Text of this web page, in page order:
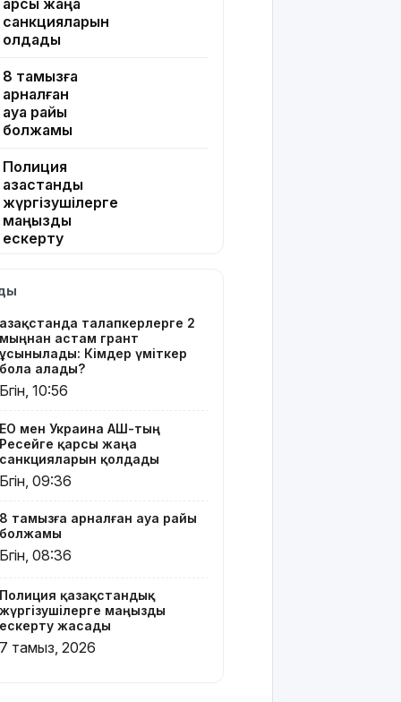
қарсы жаңа
санкцияларын
қолдады
8 тамызға
арналған
ауа райы
болжамы
Полиция
қазақстандық
жүргізушілерге
маңызды
ескерту
Тоқаев Ардақ
отбасына
көңіл
айтты
Құрылысшыларға
құрмет:
Қызылордада
сала
үздіктері
марапатталды
Қайрат
Сатыбалдының
ұлына
болған
«Байсат»
базары
жаңа иесін
Қазақстанда талапкерлерге 2
мыңнан астам грант
ұсынылады: Кімдер үміткер
бола алады?
Бүгін, 10:56
ЕО мен Украина АҚШ-тың
Ресейге қарсы жаңа
санкцияларын қолдады
Бүгін, 09:36
8 тамызға арналған ауа райы
болжамы
Бүгін, 08:36
Полиция қазақстандық
жүргізушілерге маңызды
ескерту жасады
7 тамыз, 2026